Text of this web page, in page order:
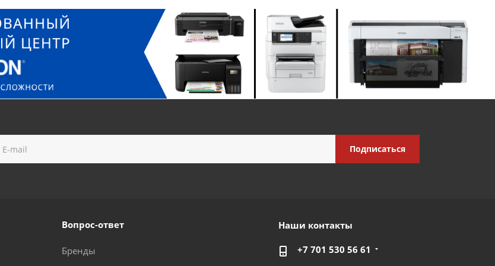
Вопрос-ответ
Бренды
Наши контакты
+7 701 530 56 61